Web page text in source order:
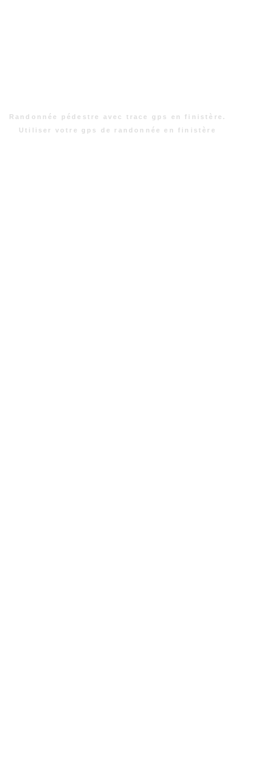
Randonnée pédestre avec trace gps en finistère.
Utiliser votre gps de randonnée en finistère